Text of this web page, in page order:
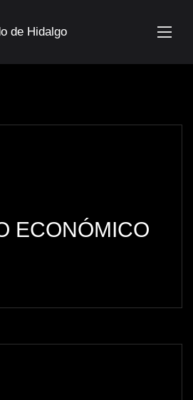
ECONÓMICO